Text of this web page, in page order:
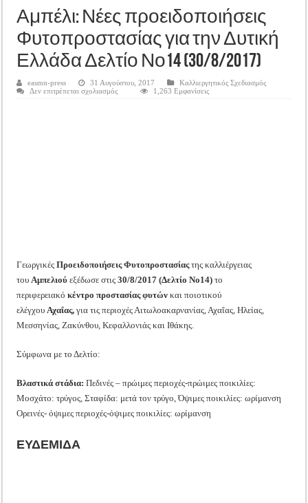
ΕΝΩΣΗ ΜΕΣΟΛΟΓΓΙΟΥ: ΕΚΛΟΓΙΚΗ ΓΕΝΙΚΗ ΣΥΝΕΛΕΥΣΗ
Δημοσιεύτηκε η Προδημοσίευση της Πρόσκλησης Σχεδίων Βελτίωσης
Ανακοίνωση: Επιστροφή ΦΠΑ
Tακτική Γενική Συνέλευση του Αγροτικού Συνεταιρισμού Μεσολογγίου-
Αμπέλι: Νέες προειδοποιήσεις
Φυτοπροστασίας για την Δυτική
Ελλάδα Δελτίο Νο14 (30/8/2017)
easmn-press 31 Αυγούστου, 2017
Καλλιεργητικός Σχεδιασμός
Δεν επιτρέπεται σχολιασμόςστο
1,263 Εμφανίσεις
ΓεωργικέςΠροειδοποιήσεις Φυτοπροστασίαςτης καλλιέργειας
τουΑμπελιού εξέδωσε στις30/8/2017 (Δελτίο Νο14) το
περιφερειακόκέντρο προστασίας φυτών και ποιοτικού
ελέγχουΑχαΐας, για τις περιοχές Αιτωλοακαρνανίας, Αχαΐας, Ηλείας,
Μεσσηνίας, Ζακύνθου, Κεφαλλονιάς και Ιθάκης.
Σύμφωνα με το Δελτίο:
Βλαστικά στάδια:Πεδινές – πρώιμες περιοχές-πρώιμες ποικιλίες:
Μοσχάτο: τρύγος, Σταφίδα: μετά τον τρύγο, Όψιμες ποικιλίες: ωρίμανση
Ορεινές- όψιμες περιοχές-όψιμες ποικιλίες: ωρίμανση
ΕΥΔΕΜΙΔΑ